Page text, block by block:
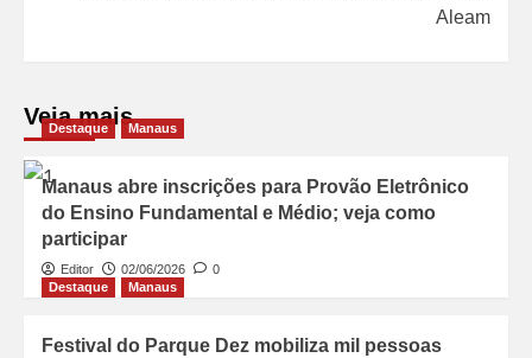
Aleam
Veja mais
Destaque Manaus
Manaus abre inscrições para Provão Eletrônico
do Ensino Fundamental e Médio; veja como
participar
Editor 02/06/2026
0
Destaque
Manaus
Festival do Parque Dez mobiliza mil pessoas